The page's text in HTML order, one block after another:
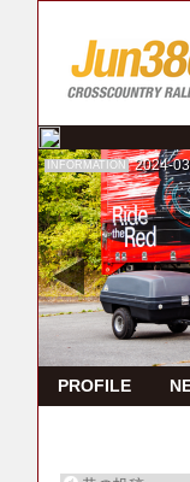
INFORMATION 2024-
PROFILE